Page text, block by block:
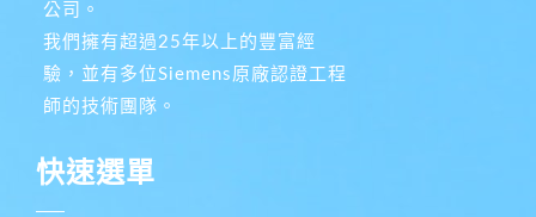
公司。
我們擁有超過25年以上的豐富經
驗，並有多位Siemens原廠認證工程
師的技術團隊。
快速選單